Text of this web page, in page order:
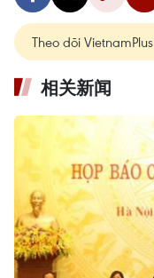
Theo dõi VietnamPlus
相关新闻